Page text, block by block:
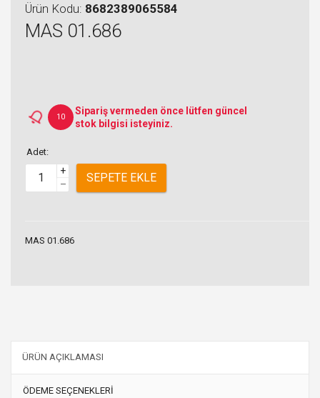
Ürün Kodu: 8682389065584
MAS 01.686
10
Sipariş vermeden önce lütfen güncel
stok bilgisi isteyiniz.
Adet:
+
–
SEPETE EKLE
MAS 01.686
ÜRÜN AÇIKLAMASI
ÖDEME SEÇENEKLERİ